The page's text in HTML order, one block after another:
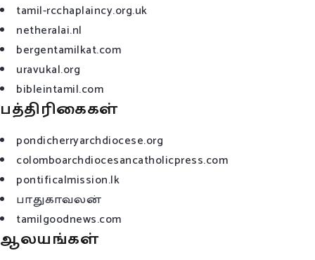
tamil-rcchaplaincy.org.uk
netheralai.nl
bergentamilkat.com
uravukal.org
bibleintamil.com
பத்திரிகைகள்
pondicherryarchdiocese.org
colomboarchdiocesancatholicpress.com
pontificalmission.lk
பாதுகாவலன்
tamilgoodnews.com
ஆலயங்கள்